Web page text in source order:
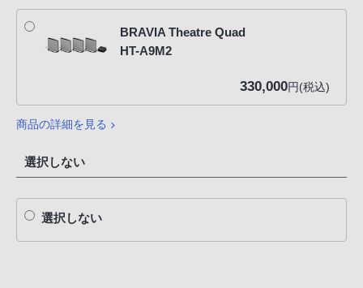
BRAVIA Theatre Quad
HT-A9M2
330,000円(税込)
商品の詳細を見る
選択しない
選択しない